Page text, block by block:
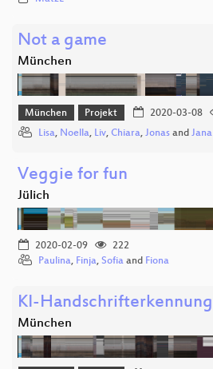
Not a game
München
München Projekt 2020-03-08
Lisa, Noella, Liv, Chiara, Jonas and Jana
Veggie for fun
Jülich
2020-02-09
222
Paulina, Finja, Sofia and Fiona
KI-Handschrifterkennung
München